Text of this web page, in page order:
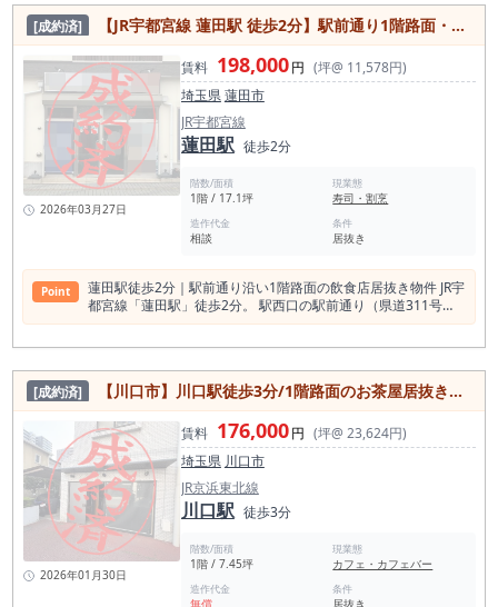
面しており、通行人からの視認性が確保しやすいポジションで
す。井荻駅は1日平均約1.7万人が利用する駅で、都心主要駅ほ
どの規模ではないものの、住宅エリアとして安定した生活導線
が形成されており、日常的な飲食需要が見込める点が特徴で
す。 また、半径500m圏内の飲食店は約61件、そのうち居酒屋
は13件と、競合は一定数存在するものの過度に密集している環
境ではなく、業態やコンセプト次第でポジションを確保しやす
いエリアです。特に本物件のような小規模かつ立ち飲み形式の
業態は、回転率と価格設計による売上構築がしやすく、地域密
着型の営業と相性の良い立地と言えます。 ■ 約2.5坪というサ
イズの特徴 本物件は約2.5坪とコンパクトな店舗ですが、この
規模だからこそ成立しやすい運営形態があります。 ・初期投資
を抑えやすい ・家賃負担が軽い ・一人、または少人数での運
営が可能 ・回転率を高めやすい このように、固定費を抑えな
との相性 本物件は、立ち飲み・軽飲食・テイクアウト併用な
ど、短時間利用を前提とした業態と相性の良いサイズです。特
に環八沿いという立地は、「帰宅途中に立ち寄る」動線が生ま
れやすく、日常利用を積み重ねた売上構築が期待できます。 ■
居抜きのため開業しやすい条件 現況は居酒屋の居抜きとなって
おり、 ・厨房設備の活用 ・内装の流用 ・既存レイアウトの利
用 が見込めるため、同業態であれば開業時の負担を抑えつつ、
比較的スムーズな立ち上げが可能です。 ■ 賃料13.2万円という
バランス 駅徒歩1分・路面という条件でありながら、賃料13.2
万円（税込）という設定は、固定費のコントロールがしやすい
点で魅力があります。 ・損益分岐点を低く設定しやすい ・価
格帯の設計に余裕が持てる ・長期的な運営を見据えやすい こ
のような条件は、開業初期のリスク管理において重要なポイン
トです。 ■ 総評 本物件は、 ・駅徒歩1分 ・路面店 ・コンパク
トサイズ（約2.5坪） ・比較的抑えられた賃料 ・居抜き とい
う、飲食店開業において重要な要素がバランス良く揃った内容
です。 特に、 ・まず1店舗目を形にしたい方 ・一人で運営で
きる規模から始めたい方 ・固定費を抑えた運営を重視する方
にとって検討しやすい物件と言えます。 このような「駅近×小
[成約済] 【JR宇都宮線 蓮田駅 徒歩2分】駅前通り1階路面・17坪飲食店居抜き／賃料19.8万円／大宮10分・1日乗車2万人の生活導線立地
2026年03月27日
賃料 198,000円 (坪@ 11,578円)
埼玉県蓮田市
JR宇都宮線
蓮田駅 徒歩2分
階数/面積
1階 / 17.1坪
現業態
寿司・割烹
造作代金
相談
条件
居抜き
Point
蓮田駅徒歩2分｜駅前通り沿い1階路面の飲食店居抜き物件 JR宇
都宮線「蓮田駅」徒歩2分。 駅西口の駅前通り（県道311号
線）に面した1階路面店です。 蓮田駅の1日平均乗車人員は約
10分。 都心へもアクセスしやすく、住宅地としての需要が高
いことから、“日常利用型飲食店”に強い立地といえます。 半径
500mに飲食店71件。競争の中でも勝負できる理由 蓮田駅周辺
（半径500m）には約71件の飲食店が営業中。 しかし本物件は
✔ 駅徒歩2分 ✔ 駅前通り沿い ✔ 視認性の高い路面店 ✔ 1階
店舗 という、出店条件として魅力的な要素が揃っています。
特に駅前通り沿いは銀行・コンビニ・医療機関・スーパー利用
者の通行導線上。 “目的来店”だけでなく“視認来店”が狙える立
地です。 17坪（約56㎡）｜個人開業に最適なサイズ感 約17.1
坪（56.53㎡）。 ・少人数オペレーション可能 ・初出店でも回
しやすい ・家賃比率を抑えやすい 席数20〜30席前後の設計が
現実的。 居酒屋、小料理、定食、ラーメン、鰻、和食系など幅
広く対応可能です。 飲食店居抜き｜初期投資を抑えた開業が可
[成約済] 【川口市】川口駅徒歩3分/1階路面のお茶屋居抜き物件/物件取得費50万円以下/内装美麗/即日営業可能/約7.45坪
2026年01月30日
賃料 176,000円 (坪@ 23,624円)
埼玉県 川口市
JR京浜東北線
川口駅 徒歩3分
階数/面積
1階 / 7.45坪
現業態
カフェ・カフェバー
造作代金
無償
条件
居抜き